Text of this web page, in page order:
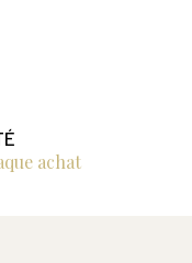
achat